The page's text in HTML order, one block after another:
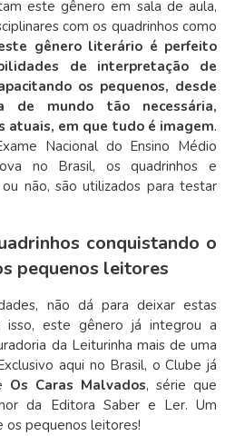
este gênero em sala de aula,
com os quadrinhos como
gênero literário é perfeito
de interpretação de
os pequenos, desde
de mundo tão necessária,
atuais, em que tudo é imagem.
Nacional do Ensino Médio
no Brasil, os quadrinhos e
não, são utilizados para testar
conquistando o
pequenos leitores
não dá para deixar estas
este gênero já integrou a
da Leiturinha mais de uma
aqui no Brasil, o Clube já
Os Caras Malvados, série que
da Editora Saber e Ler. Um
os pequenos leitores!